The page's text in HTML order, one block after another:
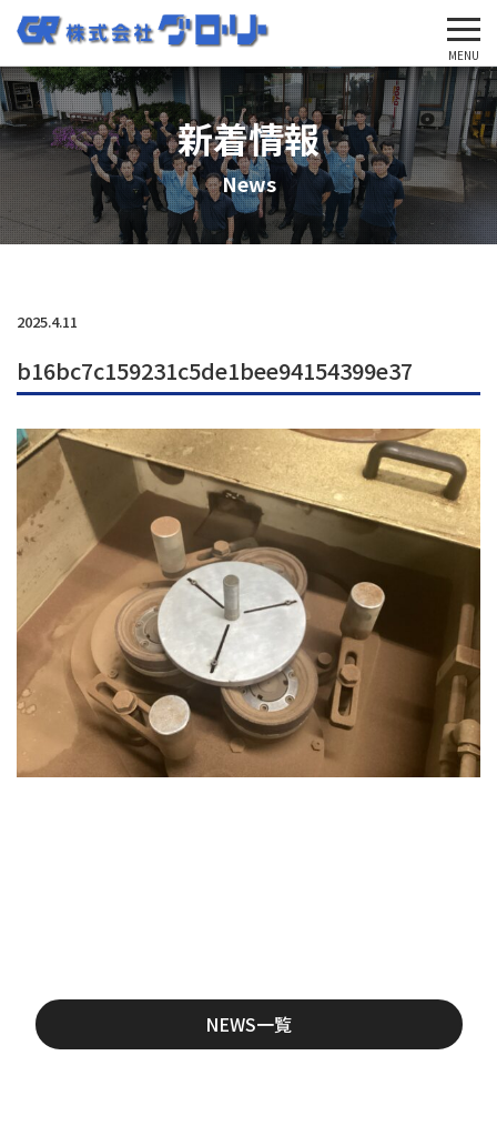
'Skip'
MENU
新着情報
News
2025.4.11
b16bc7c159231c5de1bee94154399e37
NEWS一覧